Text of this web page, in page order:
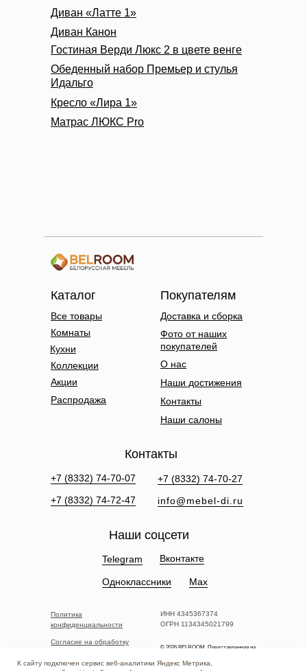
К сайту подключен сервис веб-аналитики Яндекс Метрика,
Диван «Латте 1»
Диван Канон
Гостиная Верди Люкс 2 в цвете венге
Обеденный набор Премьер и стулья
Идальго
Кресло «Лира 1»
Матрас ЛЮКС Pro
Все товары
Комнаты
Коллекции
Акции
Распродажа
Согласие на обработку
Политика
конфиденциальности
+7 (8332) 74-70-07
+7 (8332) 74-72-47
+7 (8332) 74-70-27
© 2026 BELROOM. Представленная на
публичной офертой.
info@mebel-di.ru
Контакты
Наши соцсети
Telegram
ИНН 4345367374
ОГРН 1134345021799
Покупателям
Каталог
Доставка и сборка
Фото от наших
покупателей
О нас
Контакты
Наши салоны
Одноклассники Max
Вконтакте
Наши достижения
Сведения о компании
Кухни